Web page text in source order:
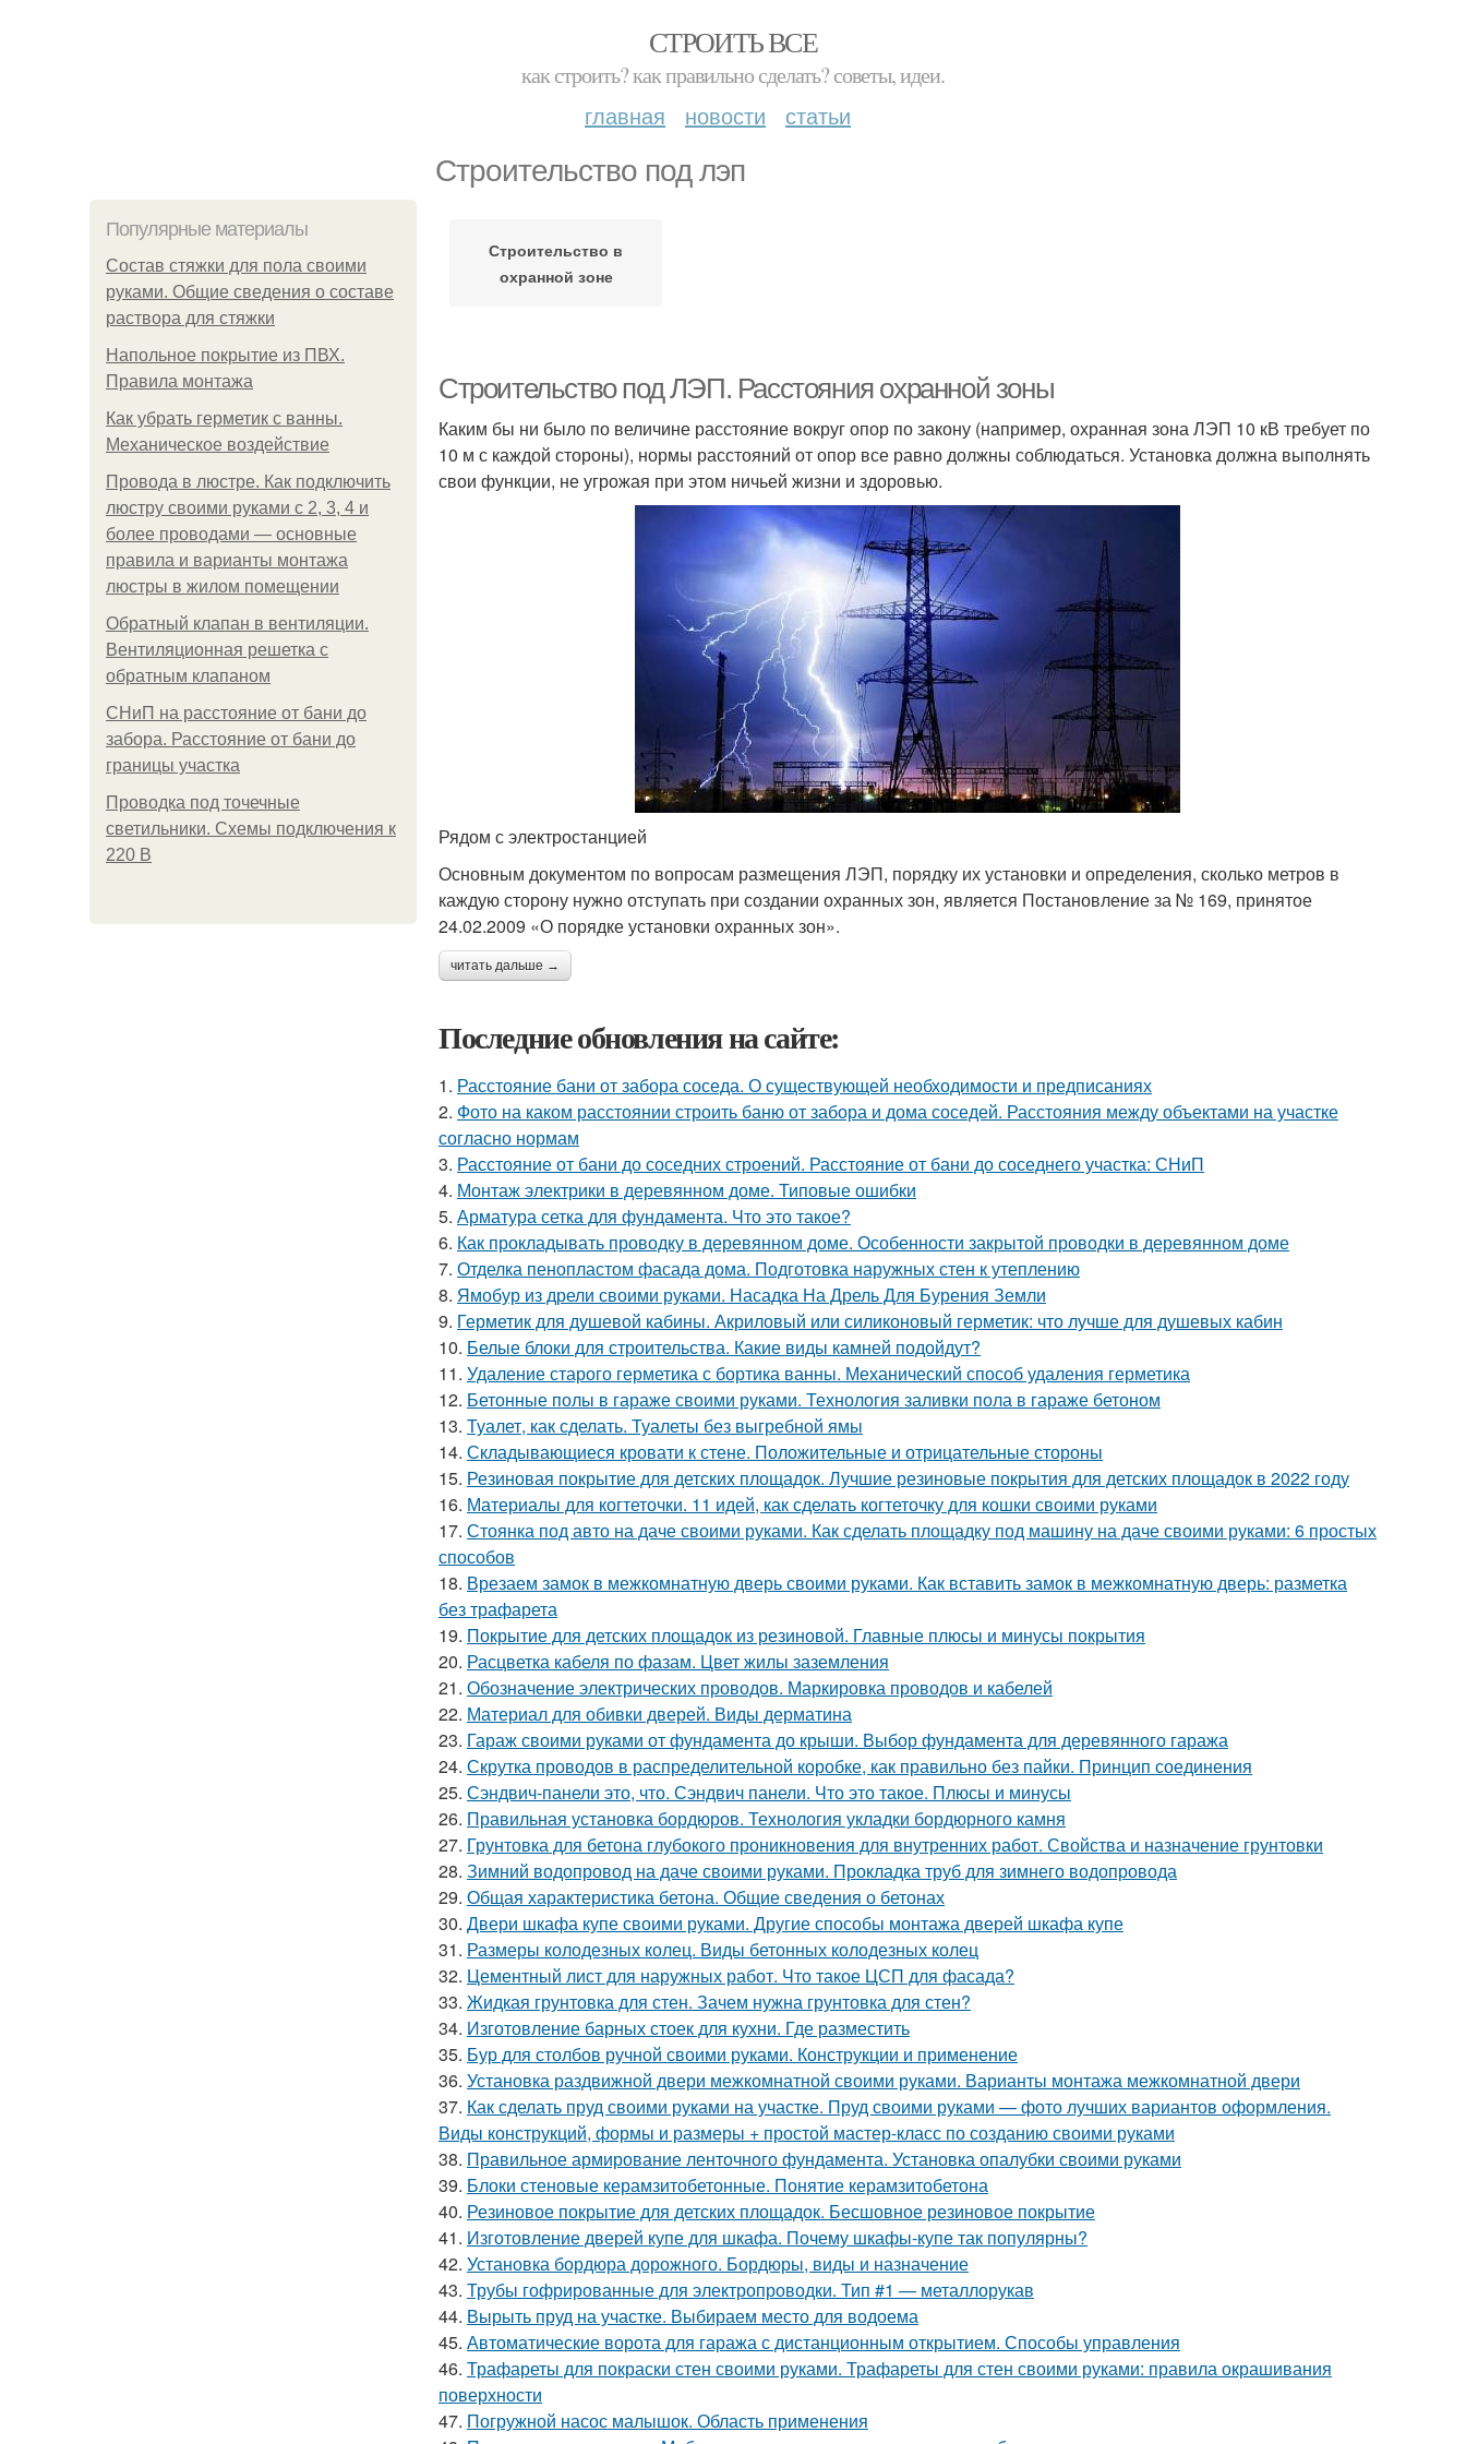
СТРОИТЬ ВСЕ
как строить? как правильно сделать? советы, идеи.
главная новости статьи
Строительство под лэп
Популярные материалы
Состав стяжки для пола своими
руками. Общие сведения о составе
раствора для стяжки
Напольное покрытие из ПВХ.
Правила монтажа
Как убрать герметик с ванны.
Механическое воздействие
Провода в люстре. Как подключить
люстру своими руками с 2, 3, 4 и
более проводами — основные
правила и варианты монтажа
люстры в жилом помещении
Обратный клапан в вентиляции.
Вентиляционная решетка с
обратным клапаном
СНиП на расстояние от бани до
забора. Расстояние от бани до
границы участка
Проводка под точечные
светильники. Схемы подключения к
220 В
Строительство в
охранной зоне
Строительство под ЛЭП. Расстояния охранной зоны
Каким бы ни было по величине расстояние вокруг опор по закону (например, охранная зона ЛЭП 10 кВ требует по
10 м с каждой стороны), нормы расстояний от опор все равно должны соблюдаться. Установка должна выполнять
свои функции, не угрожая при этом ничьей жизни и здоровью.
Рядом с электростанцией
Основным документом по вопросам размещения ЛЭП, порядку их установки и определения, сколько метров в
каждую сторону нужно отступать при создании охранных зон, является Постановление за № 169, принятое
24.02.2009 «О порядке установки охранных зон».
читать дальше →
Последние обновления на сайте:
1. Расстояние бани от забора соседа. О существующей необходимости и предписаниях
2. Фото на каком расстоянии строить баню от забора и дома соседей. Расстояния между объектами на участке
согласно нормам
3. Расстояние от бани до соседних строений. Расстояние от бани до соседнего участка: СНиП
4. Монтаж электрики в деревянном доме. Типовые ошибки
5. Арматура сетка для фундамента. Что это такое?
6. Как прокладывать проводку в деревянном доме. Особенности закрытой проводки в деревянном доме
7. Отделка пенопластом фасада дома. Подготовка наружных стен к утеплению
8. Ямобур из дрели своими руками. Насадка На Дрель Для Бурения Земли
9. Герметик для душевой кабины. Акриловый или силиконовый герметик: что лучше для душевых кабин
10. Белые блоки для строительства. Какие виды камней подойдут?
11. Удаление старого герметика с бортика ванны. Механический способ удаления герметика
12. Бетонные полы в гараже своими руками. Технология заливки пола в гараже бетоном
13. Туалет, как сделать. Туалеты без выгребной ямы
14. Складывающиеся кровати к стене. Положительные и отрицательные стороны
15. Резиновая покрытие для детских площадок. Лучшие резиновые покрытия для детских площадок в 2022 году
16. Материалы для когтеточки. 11 идей, как сделать когтеточку для кошки своими руками
17. Стоянка под авто на даче своими руками. Как сделать площадку под машину на даче своими руками: 6 простых
способов
18. Врезаем замок в межкомнатную дверь своими руками. Как вставить замок в межкомнатную дверь: разметка
без трафарета
19. Покрытие для детских площадок из резиновой. Главные плюсы и минусы покрытия
20. Расцветка кабеля по фазам. Цвет жилы заземления
21. Обозначение электрических проводов. Маркировка проводов и кабелей
22. Материал для обивки дверей. Виды дерматина
23. Гараж своими руками от фундамента до крыши. Выбор фундамента для деревянного гаража
24. Скрутка проводов в распределительной коробке, как правильно без пайки. Принцип соединения
25. Сэндвич-панели это, что. Сэндвич панели. Что это такое. Плюсы и минусы
26. Правильная установка бордюров. Технология укладки бордюрного камня
27. Грунтовка для бетона глубокого проникновения для внутренних работ. Свойства и назначение грунтовки
28. Зимний водопровод на даче своими руками. Прокладка труб для зимнего водопровода
29. Общая характеристика бетона. Общие сведения о бетонах
30. Двери шкафа купе своими руками. Другие способы монтажа дверей шкафа купе
31. Размеры колодезных колец. Виды бетонных колодезных колец
32. Цементный лист для наружных работ. Что такое ЦСП для фасада?
33. Жидкая грунтовка для стен. Зачем нужна грунтовка для стен?
34. Изготовление барных стоек для кухни. Где разместить
35. Бур для столбов ручной своими руками. Конструкции и применение
36. Установка раздвижной двери межкомнатной своими руками. Варианты монтажа межкомнатной двери
37. Как сделать пруд своими руками на участке. Пруд своими руками — фото лучших вариантов оформления.
Виды конструкций, формы и размеры + простой мастер-класс по созданию своими руками
38. Правильное армирование ленточного фундамента. Установка опалубки своими руками
39. Блоки стеновые керамзитобетонные. Понятие керамзитобетона
40. Резиновое покрытие для детских площадок. Бесшовное резиновое покрытие
41. Изготовление дверей купе для шкафа. Почему шкафы-купе так популярны?
42. Установка бордюра дорожного. Бордюры, виды и назначение
43. Трубы гофрированные для электропроводки. Тип #1 — металлорукав
44. Вырыть пруд на участке. Выбираем место для водоема
45. Автоматические ворота для гаража с дистанционным открытием. Способы управления
46. Трафареты для покраски стен своими руками. Трафареты для стен своими руками: правила окрашивания
поверхности
47. Погружной насос малышок. Область применения